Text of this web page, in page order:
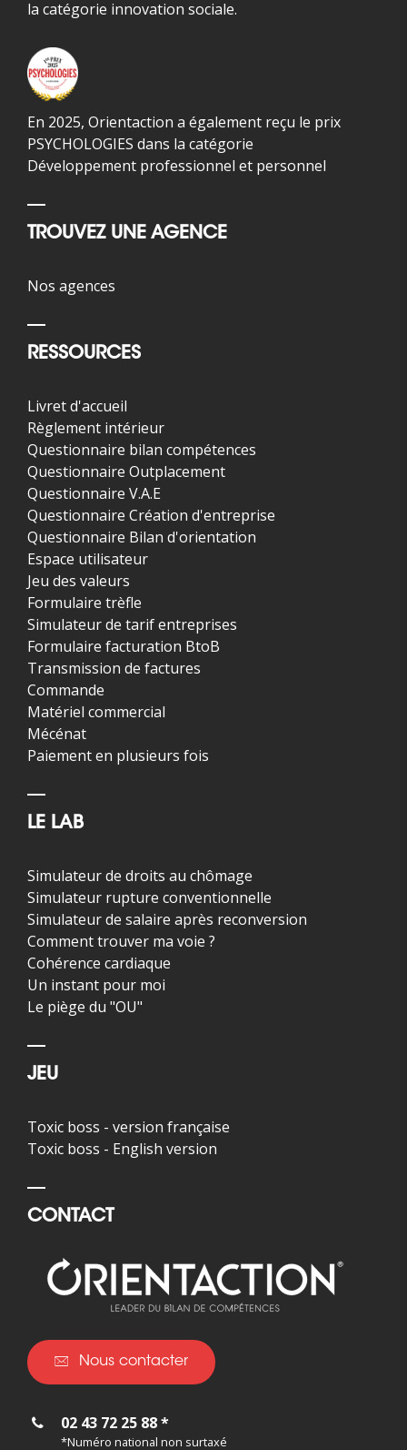
la catégorie innovation sociale.
En 2025, Orientaction a également reçu le prix
PSYCHOLOGIES dans la catégorie
Développement professionnel et personnel
TROUVEZ UNE AGENCE
Nos agences
RESSOURCES
Livret d'accueil
Règlement intérieur
Questionnaire bilan compétences
Questionnaire Outplacement
Questionnaire V.A.E
Questionnaire Création d'entreprise
Questionnaire Bilan d'orientation
Espace utilisateur
Jeu des valeurs
Formulaire trèfle
Simulateur de tarif entreprises
Formulaire facturation BtoB
Transmission de factures
Commande
Matériel commercial
Mécénat
Paiement en plusieurs fois
LE LAB
Simulateur de droits au chômage
Simulateur rupture conventionnelle
Simulateur de salaire après reconversion
Comment trouver ma voie ?
Cohérence cardiaque
Un instant pour moi
Le piège du "OU"
JEU
Toxic boss - version française
Toxic boss - English version
CONTACT
Nous contacter
02 43 72 25 88 *
*Numéro national non surtaxé